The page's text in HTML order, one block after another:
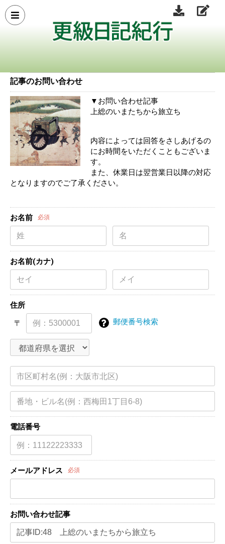
記事のお問い合わせ
▼お問い合わせ記事
上総のいまたちから旅立ち
内容によっては回答をさしあげるの
にお時間をいただくこともございま
す。
また、休業日は翌営業日以降の対応
となりますのでご了承ください。
お名前 必須
お名前(カナ)
住所
〒 郵便番号検索
電話番号
メールアドレス 必須
お問い合わせ記事